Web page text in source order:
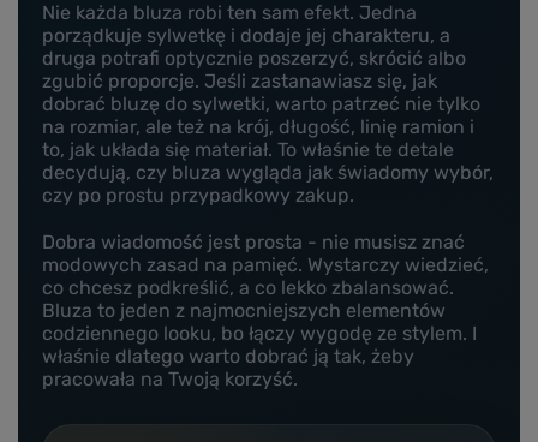
Nie każda bluza robi ten sam efekt. Jedna
porządkuje sylwetkę i dodaje jej charakteru, a
druga potrafi optycznie poszerzyć, skrócić albo
zgubić proporcje. Jeśli zastanawiasz się, jak
dobrać bluzę do sylwetki, warto patrzeć nie tylko
na rozmiar, ale też na krój, długość, linię ramion i
to, jak układa się materiał. To właśnie te detale
decydują, czy bluza wygląda jak świadomy wybór,
czy po prostu przypadkowy zakup.
Dobra wiadomość jest prosta - nie musisz znać
modowych zasad na pamięć. Wystarczy wiedzieć,
co chcesz podkreślić, a co lekko zbalansować.
Bluza to jeden z najmocniejszych elementów
codziennego looku, bo łączy wygodę ze stylem. I
właśnie dlatego warto dobrać ją tak, żeby
pracowała na Twoją korzyść.